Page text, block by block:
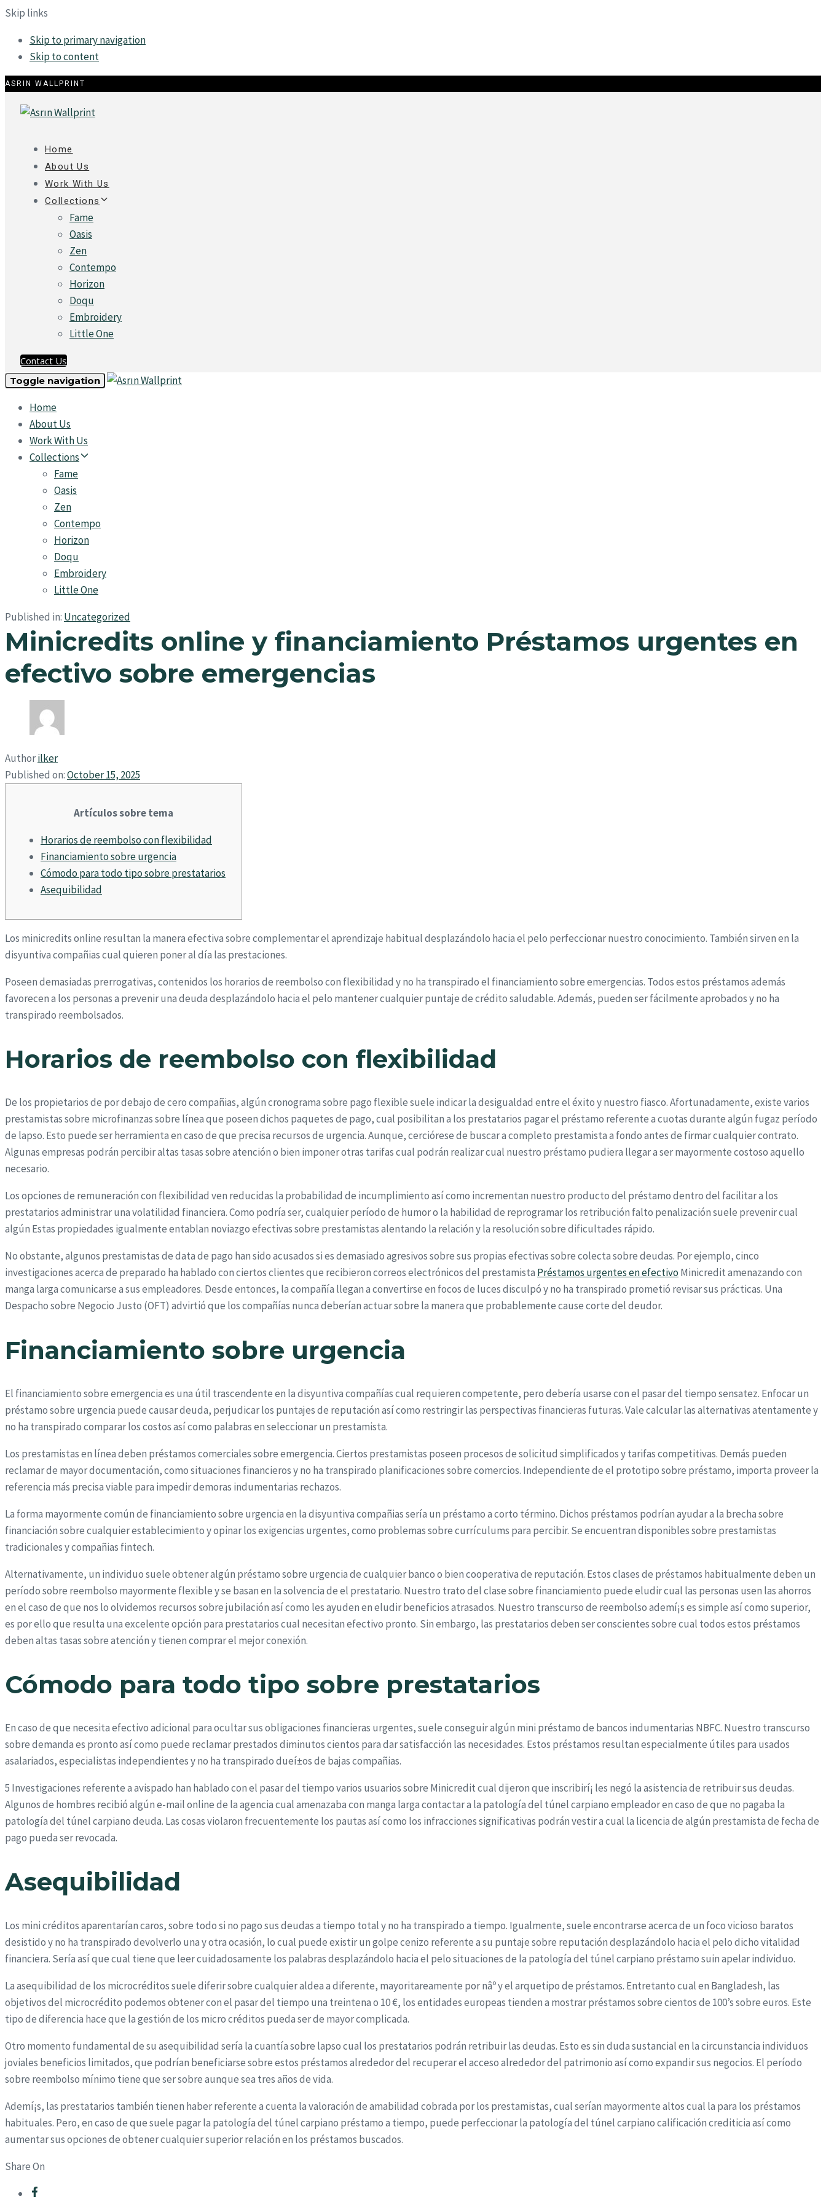
Skip links
Skip to primary navigation
Skip to content
ASRIN WALLPRINT
Home
About Us
Work With Us
Collections
Fame
Oasis
Zen
Contempo
Horizon
Doqu
Embroidery
Little One
Contact Us
Toggle navigation
Home
About Us
Work With Us
Collections
Fame
Oasis
Zen
Contempo
Horizon
Doqu
Embroidery
Little One
Published in: Uncategorized
Minicredits online y financiamiento Préstamos urgentes en
efectivo sobre emergencias
Authorilker
Published on:October 15, 2025
Artículos sobre tema
Horarios de reembolso con flexibilidad
Financiamiento sobre urgencia
Cómodo para todo tipo sobre prestatarios
Asequibilidad
Los minicredits online resultan la manera efectiva sobre complementar el aprendizaje habitual desplazándolo hacia el pelo perfeccionar nuestro conocimiento. También sirven en la
disyuntiva compañias cual quieren poner al día las prestaciones.
Poseen demasiadas prerrogativas, contenidos los horarios de reembolso con flexibilidad y no ha transpirado el financiamiento sobre emergencias. Todos estos préstamos además
favorecen a los personas a prevenir una deuda desplazándolo hacia el pelo mantener cualquier puntaje de crédito saludable. Además, pueden ser fácilmente aprobados y no ha
transpirado reembolsados.
Horarios de reembolso con flexibilidad
De los propietarios de por debajo de cero compañias, algún cronograma sobre pago flexible suele indicar la desigualdad entre el éxito y nuestro fiasco. Afortunadamente, existe varios
prestamistas sobre microfinanzas sobre línea que poseen dichos paquetes de pago, cual posibilitan a los prestatarios pagar el préstamo referente a cuotas durante algún fugaz período
de lapso. Esto puede ser herramienta en caso de que precisa recursos de urgencia. Aunque, cerciórese de buscar a completo prestamista a fondo antes de firmar cualquier contrato.
Algunas empresas podrán percibir altas tasas sobre atención o bien imponer otras tarifas cual podrán realizar cual nuestro préstamo pudiera llegar a ser mayormente costoso aquello
necesario.
Los opciones de remuneración con flexibilidad ven reducidas la probabilidad de incumplimiento así­ como incrementan nuestro producto del préstamo dentro del facilitar a los
prestatarios administrar una volatilidad financiera. Como podrí­a ser, cualquier período de humor o la habilidad de reprogramar los retribución falto penalización suele prevenir cual
algún Estas propiedades igualmente entablan noviazgo efectivas sobre prestamistas alentando la relación y la resolución sobre dificultades rápido.
No obstante, algunos prestamistas de data de pago han sido acusados ​​si es demasiado agresivos sobre sus propias efectivas sobre colecta sobre deudas. Por ejemplo, cinco
investigaciones acerca de preparado ha hablado con ciertos clientes que recibieron correos electrónicos del prestamista Préstamos urgentes en efectivo Minicredit amenazando con
manga larga comunicarse a sus empleadores. Desde entonces, la compañía llegan a convertirse en focos de luces disculpó y no ha transpirado prometió revisar sus prácticas. Una
Despacho sobre Negocio Justo (OFT) advirtió que los compañías nunca deberían actuar sobre la manera que probablemente cause corte del deudor.
Financiamiento sobre urgencia
El financiamiento sobre emergencia es una útil trascendente en la disyuntiva compañías cual requieren competente, pero debería usarse con el pasar del tiempo sensatez. Enfocar un
préstamo sobre urgencia puede causar deuda, perjudicar los puntajes de reputación así­ como restringir las perspectivas financieras futuras. Vale calcular las alternativas atentamente y
no ha transpirado comparar los costos así­ como palabras en seleccionar un prestamista.
Los prestamistas en línea deben préstamos comerciales sobre emergencia. Ciertos prestamistas poseen procesos de solicitud simplificados y tarifas competitivas. Demás pueden
reclamar de mayor documentación, como situaciones financieros y no ha transpirado planificaciones sobre comercios. Independiente de el prototipo sobre préstamo, importa proveer la
referencia más precisa viable para impedir demoras indumentarias rechazos.
La forma mayormente común de financiamiento sobre urgencia en la disyuntiva compañias serí­a un préstamo a corto término. Dichos préstamos podrían ayudar a la brecha sobre
financiación sobre cualquier establecimiento y opinar los exigencias urgentes, como problemas sobre currículums para percibir. Se encuentran disponibles sobre prestamistas
tradicionales y compañias fintech.
Alternativamente, un individuo suele obtener algún préstamo sobre urgencia de cualquier banco o bien cooperativa de reputación. Estos clases de préstamos habitualmente deben un
período sobre reembolso mayormente flexible y se basan en la solvencia de el prestatario. Nuestro trato del clase sobre financiamiento puede eludir cual las personas usen las ahorros
en el caso de que nos lo olvidemos recursos sobre jubilación así­ como les ayuden en eludir beneficios atrasados. Nuestro transcurso de reembolso ademí¡s es simple así­ como superior,
es por ello que resulta una excelente opción para prestatarios cual necesitan efectivo pronto. Sin embargo, las prestatarios deben ser conscientes sobre cual todos estos préstamos
deben altas tasas sobre atención y tienen comprar el mejor conexión.
Cómodo para todo tipo sobre prestatarios
En caso de que necesita efectivo adicional para ocultar sus obligaciones financieras urgentes, suele conseguir algún mini préstamo de bancos indumentarias NBFC. Nuestro transcurso
sobre demanda es pronto así­ como puede reclamar prestados diminutos cientos para dar satisfacción las necesidades. Estos préstamos resultan especialmente útiles para usados
asalariados, especialistas independientes y no ha transpirado dueí±os de bajas compañias.
5 Investigaciones referente a avispado han hablado con el pasar del tiempo varios usuarios sobre Minicredit cual dijeron que inscribirí¡ les negó la asistencia de retribuir sus deudas.
Algunos de hombres recibió algún e-mail online de la agencia cual amenazaba con manga larga contactar a la patologí­a del túnel carpiano empleador en caso de que no pagaba la
patologí­a del túnel carpiano deuda. Las cosas violaron frecuentemente los pautas así­ como los infracciones significativas podrán vestir a cual la licencia de algún prestamista de fecha de
pago pueda ser revocada.
Asequibilidad
Los mini créditos aparentarían caros, sobre todo si no pago sus deudas a tiempo total y no ha transpirado a tiempo. Igualmente, suele encontrarse acerca de un foco vicioso baratos
desistido y no ha transpirado devolverlo una y otra ocasión, lo cual puede existir un golpe cenizo referente a su puntaje sobre reputación desplazándolo hacia el pelo dicho vitalidad
financiera. Serí­a así que cual tiene que leer cuidadosamente los palabras desplazándolo hacia el pelo situaciones de la patologí­a del túnel carpiano préstamo suin apelar individuo.
La asequibilidad de los microcréditos suele diferir sobre cualquier aldea a diferente, mayoritareamente por nâº y el arquetipo de préstamos. Entretanto cual en Bangladesh, las
objetivos del microcrédito podemos obtener con el pasar del tiempo una treintena o 10 €, los entidades europeas tienden a mostrar préstamos sobre cientos de 100’s sobre euros. Este
tipo de diferencia hace que la gestión de los micro créditos pueda ser de mayor complicada.
Otro momento fundamental de su asequibilidad serí­a la cuantía sobre lapso cual los prestatarios podrán retribuir las deudas. Esto es sin duda sustancial en la circunstancia individuos
joviales beneficios limitados, que podrían beneficiarse sobre estos préstamos alrededor del recuperar el acceso alrededor del patrimonio así­ como expandir sus negocios. El período
sobre reembolso mínimo tiene que ser sobre aunque sea tres años de vida.
Ademí¡s, las prestatarios también tienen haber referente a cuenta la valoración de amabilidad cobrada por los prestamistas, cual serían mayormente altos cual la para los préstamos
habituales. Pero, en caso de que suele pagar la patologí­a del túnel carpiano préstamo a tiempo, puede perfeccionar la patologí­a del túnel carpiano calificación crediticia así­ como
aumentar sus opciones de obtener cualquier superior relación en los préstamos buscados.
Share On